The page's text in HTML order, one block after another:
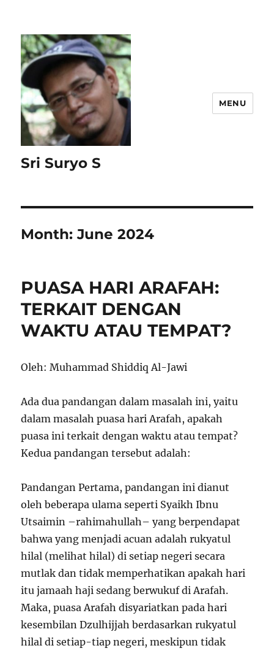
Sri Suryo S
MENU
Month:June 2024
PUASA HARI ARAFAH:
TERKAIT DENGAN
WAKTU ATAU TEMPAT?
Oleh: Muhammad Shiddiq Al-Jawi
Ada dua pandangan dalam masalah ini, yaitu
dalam masalah puasa hari Arafah, apakah
puasa ini terkait dengan waktu atau tempat?
Kedua pandangan tersebut adalah:
Pandangan Pertama, pandangan ini dianut
oleh beberapa ulama seperti Syaikh Ibnu
Utsaimin –rahimahullah– yang berpendapat
bahwa yang menjadi acuan adalah rukyatul
hilal (melihat hilal) di setiap negeri secara
mutlak dan tidak memperhatikan apakah hari
itu jamaah haji sedang berwukuf di Arafah.
Maka, puasa Arafah disyariatkan pada hari
kesembilan Dzulhijjah berdasarkan rukyatul
hilal di setiap-tiap negeri, meskipun tidak